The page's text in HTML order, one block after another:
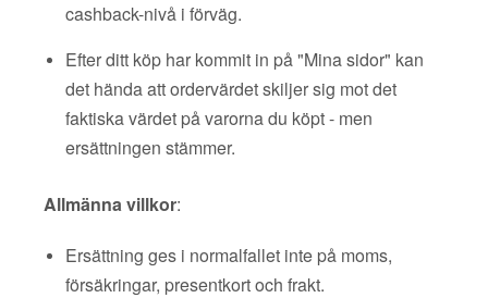
cashback-nivå i förväg.
Efter ditt köp har kommit in på "Mina sidor" kan
det hända att ordervärdet skiljer sig mot det
faktiska värdet på varorna du köpt - men
ersättningen stämmer.
Allmänna villkor:
Ersättning ges i normalfallet inte på moms,
försäkringar, presentkort och frakt.